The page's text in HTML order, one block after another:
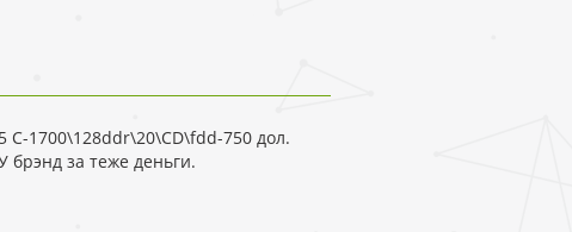
С-1700\128ddr\20\CD\fdd-750 дол.
за теже деньги.